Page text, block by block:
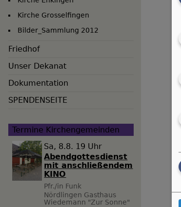
Kirche Grosselfingen
Bilder_Sammlung 2012
Friedhof
Unser Dekanat
Dokumentation
SPENDENSEITE
Termine Kirchengemeinden
Sa, 8.8. 19 Uhr
Abendgottesdienst
mit anschließendem
KINO
Pfr./in Funk
Nördlingen Gasthaus
Wiedemann "Zur Sonne"